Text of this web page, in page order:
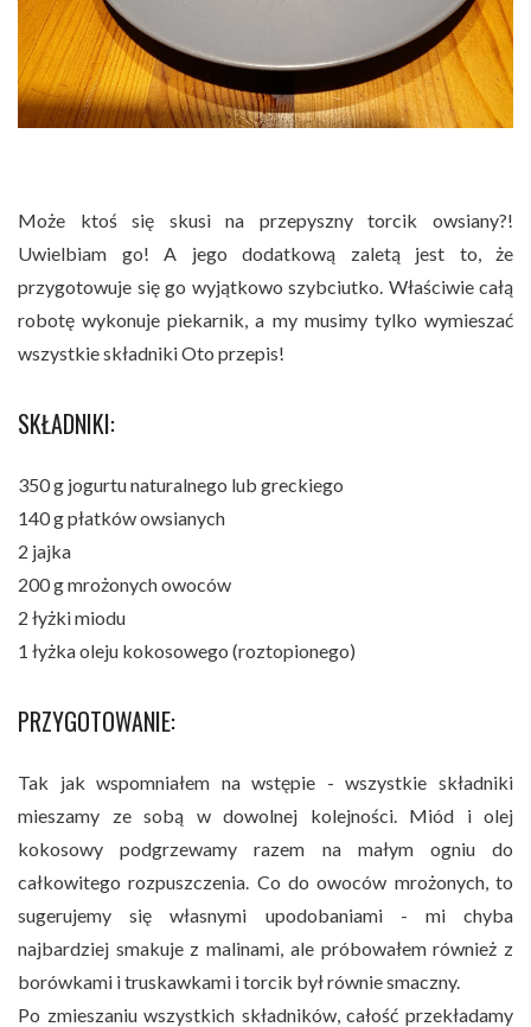
Może ktoś się skusi na przepyszny torcik owsiany?!
Uwielbiam go! A jego dodatkową zaletą jest to, że
przygotowuje się go wyjątkowo szybciutko. Właściwie całą
robotę wykonuje piekarnik, a my musimy tylko wymieszać
wszystkie składniki Oto przepis!
SKŁADNIKI:
350 g jogurtu naturalnego lub greckiego
140 g płatków owsianych
2 jajka
200 g mrożonych owoców
2 łyżki miodu
1 łyżka oleju kokosowego (roztopionego)
PRZYGOTOWANIE:
Tak jak wspomniałem na wstępie - wszystkie składniki
mieszamy ze sobą w dowolnej kolejności. Miód i olej
kokosowy podgrzewamy razem na małym ogniu do
całkowitego rozpuszczenia. Co do owoców mrożonych, to
sugerujemy się własnymi upodobaniami - mi chyba
najbardziej smakuje z malinami, ale próbowałem również z
borówkami i truskawkami i torcik był równie smaczny.
Po zmieszaniu wszystkich składników, całość przekładamy